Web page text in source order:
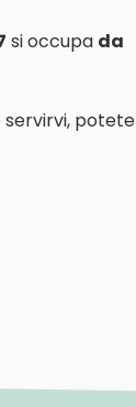
si occupa da
potete